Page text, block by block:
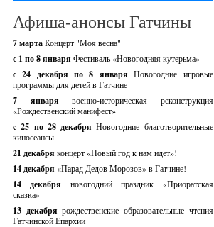
Афиша-анонсы Гатчины
7 мартаКонцерт "Моя весна"
с 1 по 8 января Фестиваль «Новогодняя кутерьма»
с 24 декабря по 8 январяНовогодние игровые
программы для детей в Гатчине
7 январявоенно-историческая реконструкция
«Рождественский манифест»
c 25 по 28 декабряНовогодние благотворительные
киносеансы
21 декабря концерт «Новый год к нам идет»!
14 декабря «Парад Дедов Морозов» в Гатчине!
14 декабря новогодний праздник «Приоратская
сказка»
13 декабрярождественские образовательные чтения
Гатчинской Епархии